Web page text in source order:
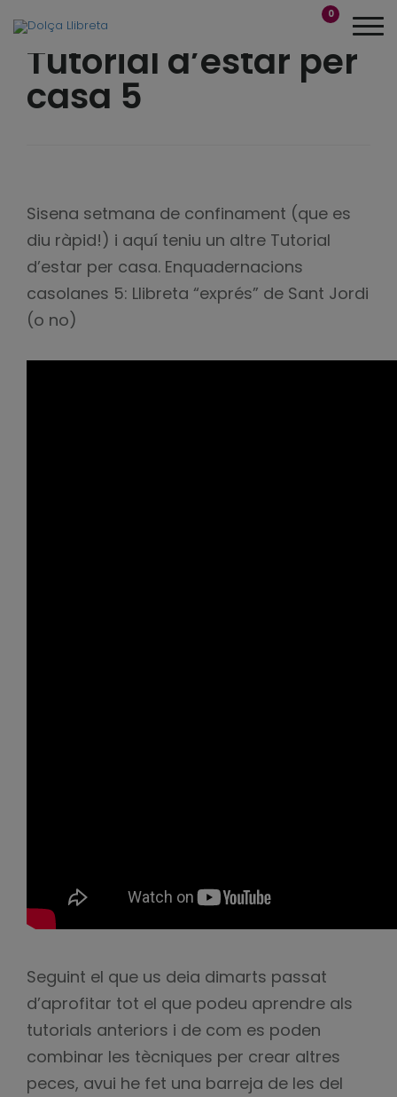
0
Tutorial d’estar per
casa 5
Sisena setmana de confinament (que es
diu ràpid!) i aquí teniu un altre Tutorial
d’estar per casa. Enquadernacions
casolanes 5: Llibreta “exprés” de Sant Jordi
(o no)
Seguint el que us deia dimarts passat
d’aprofitar tot el que podeu aprendre als
tutorials anteriors i de com es poden
combinar les tècniques per crear altres
peces, avui he fet una barreja de les del